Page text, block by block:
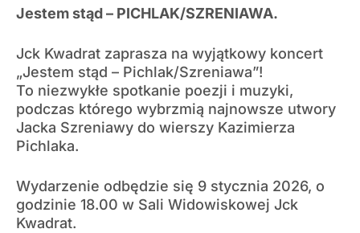
Jestem stąd – PICHLAK/SZRENIAWA.
Jck Kwadrat zaprasza na wyjątkowy koncert
„Jestem stąd – Pichlak/Szreniawa”!
To niezwykłe spotkanie poezji i muzyki,
podczas którego wybrzmią najnowsze utwory
Jacka Szreniawy do wierszy Kazimierza
Pichlaka.
Wydarzenie odbędzie się 9 stycznia 2026, o
godzinie 18.00 w Sali Widowiskowej Jck
Kwadrat.